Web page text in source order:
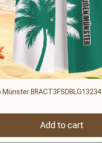
Münster BRACT3FSDBLG13234
Add to cart